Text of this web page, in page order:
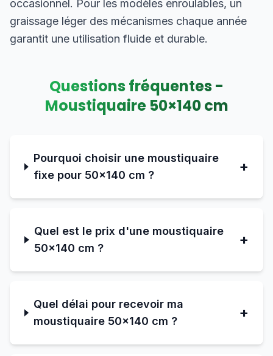
occasionnel. Pour les modèles enroulables, un
graissage léger des mécanismes chaque année
garantit une utilisation fluide et durable.
Questions fréquentes -
Moustiquaire 50×140cm
Pourquoi choisir une moustiquaire
fixe pour 50×140 cm ?
+
Quel est le prix d'une moustiquaire
50×140 cm ?
+
Quel délai pour recevoir ma
moustiquaire 50×140 cm ?
+